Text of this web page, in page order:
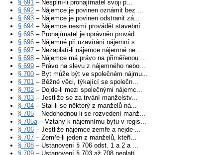
§ 691 – Nesplní-li pronajímatel svoji p...
§ 692 – Nájemce je povinen oznámit bez ...
§ 693 – Nájemce je povinen odstranit zá...
§ 694 – Nájemce nesmí provádět stavební...
§ 695 – Pronajímatel je oprávněn provád...
§ 696 – Nájemné při uzavírání nájemní s...
§ 697 – Nezaplatí-li nájemce nájemné ne...
§ 698 – Nájemce má právo na přiměřenou ...
§ 699 – Právo na slevu z nájemného nebo...
§ 700 – Byt může být ve společném nájmu...
§ 701 – Běžné věci, týkající se společn...
§ 702 – Dojde-li mezi společnými nájemc...
§ 703 – Jestliže se za trvání manželstv...
§ 704 – Stal-li se některý z manželů ná...
§ 705 – Nedohodnou-li se rozvedení manž...
§ 705a– Vztahy k nájemnímu bytu v regis...
§ 706 – Jestliže nájemce zemře a nejde-...
§ 707 – Zemře-li jeden z manželů, kteří...
§ 708 – Ustanovení § 706 odst. 1 a 2 a ...
§ 709 – Ustanovení § 703 až 708 neplatí...